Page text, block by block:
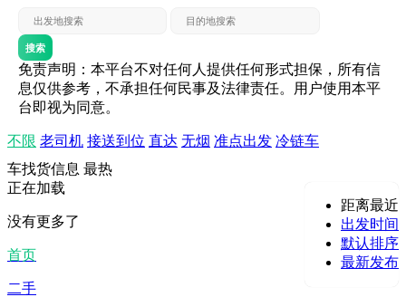
搜索
免责声明：本平台不对任何人提供任何形式担保，所有信
息仅供参考，不承担任何民事及法律责任。用户使用本平
台即视为同意。
不限 老司机 接送到位 直达 无烟 准点出发 冷链车
车找货信息 最热
距离最近
出发时间
默认排序
最新发布
正在加载
没有更多了
首页
二手